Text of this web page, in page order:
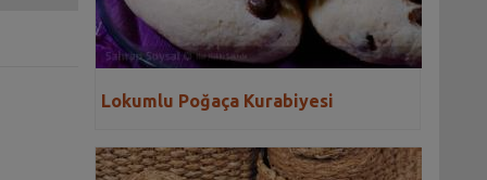
Lokumlu Poğaça Kurabiyesi